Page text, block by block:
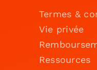
Termes &
Vie privée
Ressources